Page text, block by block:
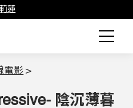
蓮
電影 >
陰沉薄暮